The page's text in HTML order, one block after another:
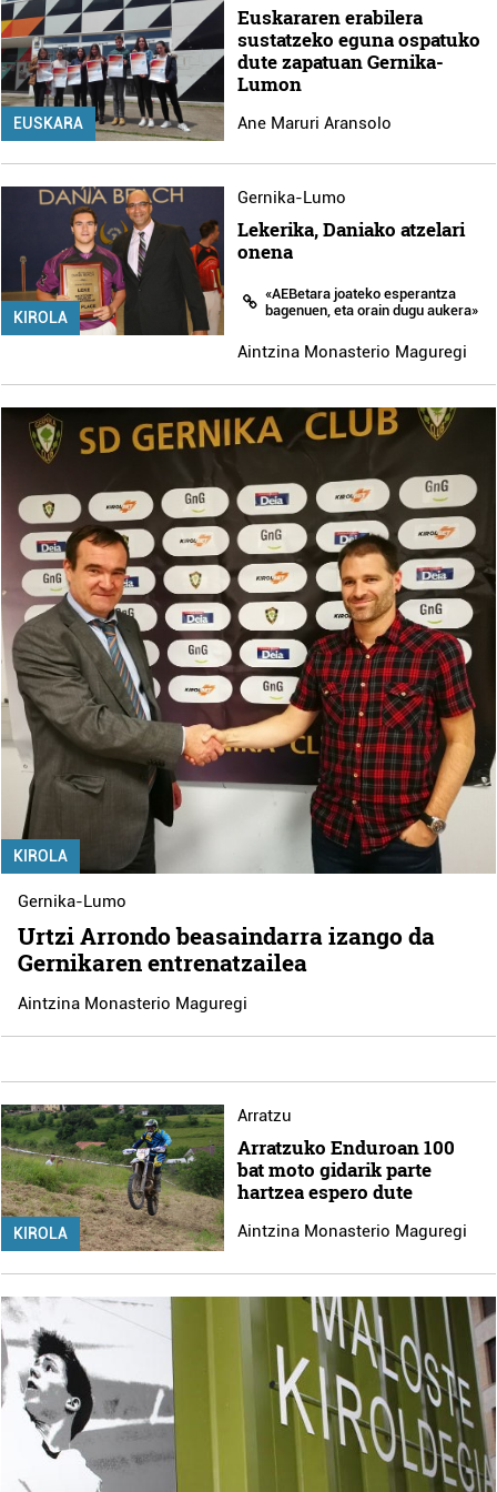
EUSKARA
Euskararen erabilera
sustatzeko eguna ospatuko
dute zapatuan Gernika-
Lumon
Ane Maruri Aransolo
KIROLA
Gernika-Lumo
Lekerika, Daniako atzelari
onena
«AEBetara joateko esperantza
bagenuen, eta orain dugu aukera»
Aintzina Monasterio Maguregi
KIROLA
Gernika-Lumo
Urtzi Arrondo beasaindarra izango da
Gernikaren entrenatzailea
Aintzina Monasterio Maguregi
KIROLA
Arratzu
Arratzuko Enduroan 100
bat moto gidarik parte
hartzea espero dute
Aintzina Monasterio Maguregi